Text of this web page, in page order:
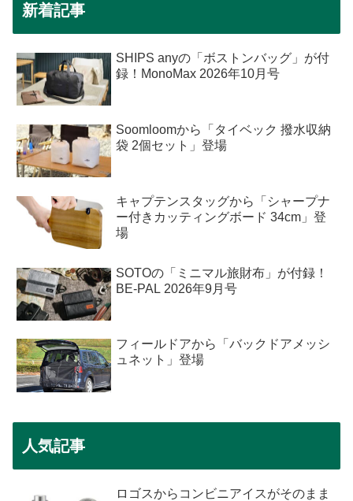
新着記事
SHIPS anyの「ボストンバッグ」が付
録！MonoMax 2026年10月号
Soomloomから「タイベック 撥水収納
袋 2個セット」登場
キャプテンスタッグから「シャープナ
ー付きカッティングボード 34cm」登
場
SOTOの「ミニマル旅財布」が付録！
BE-PAL 2026年9月号
フィールドアから「バックドアメッシ
ュネット」登場
人気記事
ロゴスからコンビニアイスがそのまま